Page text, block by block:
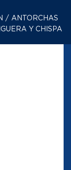
/ ANTORCHAS
Y CHISPA